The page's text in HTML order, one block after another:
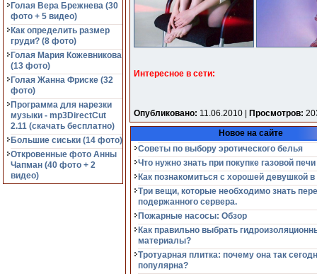
Голая Вера Брежнева (30
фото + 5 видео)
Как определить размер
груди? (8 фото)
Голая Мария Кожевникова
(13 фото)
Голая Жанна Фриске (32
фото)
Программа для нарезки
музыки - mp3DirectCut
2.11 (cкачать бесплатно)
Большие сиськи (14 фото)
Откровенные фото Анны
Чапман (40 фото + 2
видео)
Интересное в сети:
Опубликовано: 11.06.2010 | Просмотров:
Новое на сайте
Советы по выбору эротического белья
Что нужно знать при покупке газовой печи
Как познакомиться с хорошей девушкой в
Три вещи, которые необходимо знать
подержанного сервера.
Пожарные насосы: Обзор
Как правильно выбрать
материалы?
Тротуарная плитка: почему она так
популярна?